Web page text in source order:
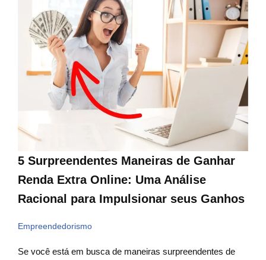
5 Surpreendentes Maneiras de Ganhar
Renda Extra Online: Uma Análise
Racional para Impulsionar seus Ganhos
Empreendedorismo
Se você está em busca de maneiras surpreendentes de